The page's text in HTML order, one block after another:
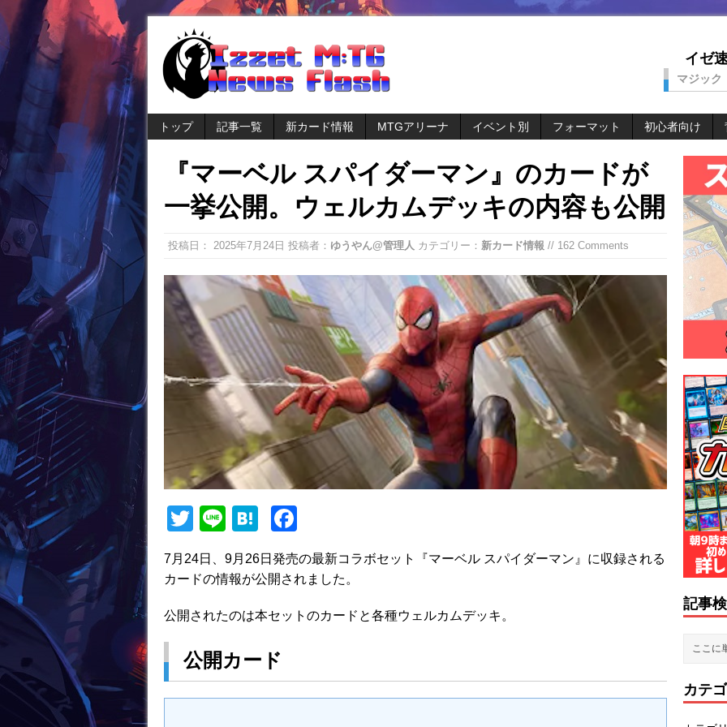
イゼ
マジック
トップ 記事一覧 新カード情報 MTGアリーナ イベント別 フォーマット 初心者向け
『マーベル スパイダーマン』のカードが
一挙公開。ウェルカムデッキの内容も公開
投稿日： 2025年7月24日 投稿者： ゆうやん@管理人 カテゴリー： 新カード情報 // 162 Comments
T
itt
Li
e
H
e
a
c
b
o
k
7月24日、9月26日発売の最新コラボセット『マーベル スパイダーマン』に収録される
カードの情報が公開されました。
公開されたのは本セットのカードと各種ウェルカムデッキ。
公開カード
記事
カテ